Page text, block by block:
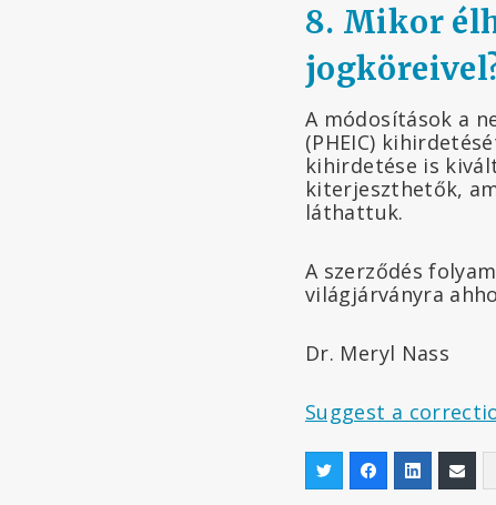
8. Mikor
A módosítások a
(PHEIC)
kihirdetése is
kiterjeszthetők,
láthattuk.
A szerződés
világjárványra
Dr. Meryl Nass
Suggest a